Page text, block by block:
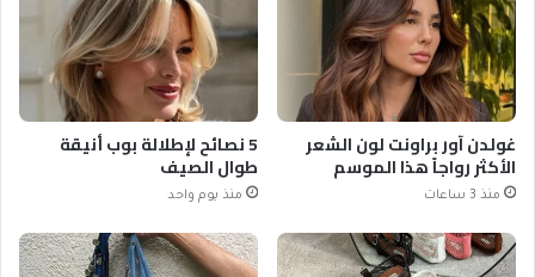
غولدن آور براونت لون الشعر
الأكثر رواجاً هذا الموسم
منذ 3 ساعات
5 نصائح لإطلالة بوب أنيقة
طوال الصيف
منذ يوم واحد